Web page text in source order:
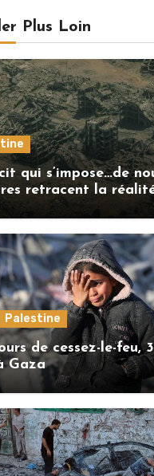
Plus Loin
qui s’impose…de
retracent la
sionistes à Gaza
Palestine
de cessez-le-feu,
Gaza